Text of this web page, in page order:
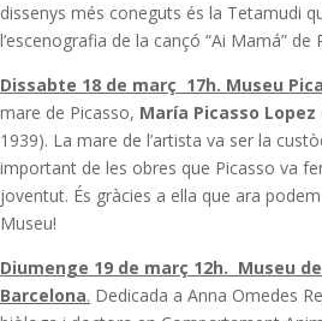
dissenys més coneguts és la Tetamudi
l’escenografia de la cançó “Ai Mamá” de
Dissabte 18 de març 17h. Museu
mare de Picasso, María Picasso Lopez
1939). La mare de l’artista va ser la
important de les obres que Picasso va
joventut. És gràcies a ella que ara
Museu!
Diumenge 19 de març 12h. Museu
Barcelona. Dedicada a Anna Omedes